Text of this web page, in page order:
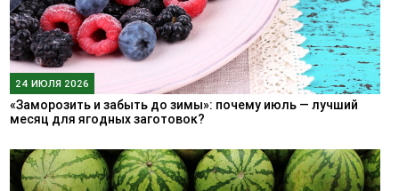
24 ИЮЛЯ 2026
«Заморозить и забыть до зимы»: почему июль — лучший
месяц для ягодных заготовок?